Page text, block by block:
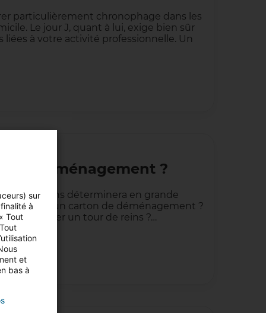
particulièrement chronophage dans les
Le jour J, quant à lui, exige bien sûr
à votre activité professionnelle. Un
de déménagement ?
des cartons déterminera en grande
préparer un carton de déménagement ?
vous éviter un tour de reins ?…
sur
à
Tout
et
bas à